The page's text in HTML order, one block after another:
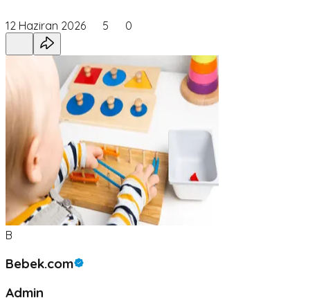
12 Haziran 2026 5 0
B
Bebek.com
Admin